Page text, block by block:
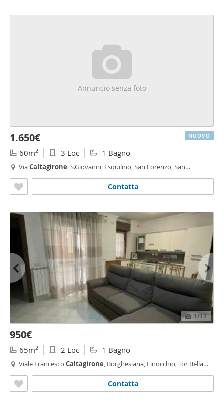
Annuncio senza foto
1.650€
60m2 3 Loc 1 Bagno
ViaCaltagirone, S.Giovanni, Esquilino, San Lorenzo, San
Contatta
NUOVO
1/17
950€
65m2 2 Loc 1 Bagno
Viale Francesco Caltagirone, Borghesiana, Finocchio, Tor Bella
Contatta